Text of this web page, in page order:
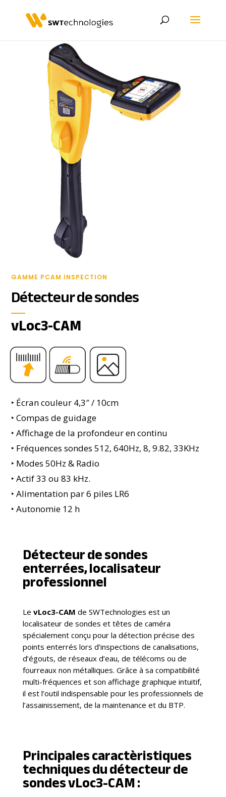
GAMME PCAM INSPECTION
Détecteur de sondes
vLoc3-CAM
‣ Écran couleur 4,3″ / 10cm
‣ Compas de guidage
‣ Affichage de la profondeur en continu
‣ Fréquences sondes 512, 640Hz, 8, 9.82, 33KHz
‣ Modes 50Hz & Radio
‣ Actif 33 ou 83 kHz.
‣Alimentation par 6 piles LR6
‣Autonomie 12 h
Détecteur de sondes
enterrées, localisateur
professionnel
Le vLoc3-CAM de SWTechnologies est un
localisateur de sondes et têtes de caméra
spécialement conçu pour la détection précise des
points enterrés lors d’inspections de canalisations,
d’égouts, de réseaux d’eau, de télécoms ou de
fourreaux non métalliques. Grâce à sa compatibilité
multi-fréquences et son affichage graphique intuitif,
il est l’outil indispensable pour les professionnels de
l’assainissement, de la maintenance et du BTP.
Principales caractèristiques
techniques du détecteur de
sondes vLoc3-CAM :